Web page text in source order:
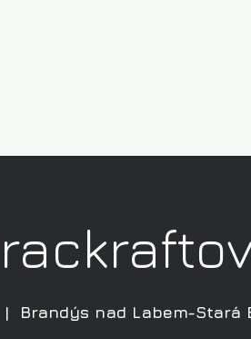
|
Brandýs nad Labem-Stará